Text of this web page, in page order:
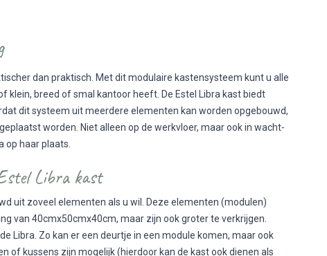
dan praktisch. Met dit modulaire kastensysteem kunt u alle
klein, breed of smal kantoor heeft. De Estel Libra kast biedt
dit systeem uit meerdere elementen kan worden opgebouwd,
worden. Niet alleen op de werkvloer, maar ook in wacht-
op haar plaats.
Libra kast
uit zoveel elementen als u wil. Deze elementen (modulen)
van 40cmx50cmx40cm, maar zijn ook groter te verkrijgen.
Libra. Zo kan er een deurtje in een module komen, maar ook
of kussens zijn mogelijk (hierdoor kan de kast ook dienen als